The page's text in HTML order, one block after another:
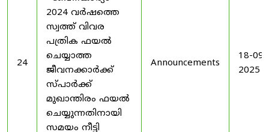
24
2024 വർഷത്തെ
സ്വത്ത് വിവര
പത്രിക ഫയൽ
ചെയ്യാത്ത
ജീവനക്കാർക്ക്
സ്പാർക്ക്
മുഖാന്തിരം ഫയൽ
ചെയ്യുന്നതിനായി
സമയം നീട്ടി
Announcements
18-09-
2025